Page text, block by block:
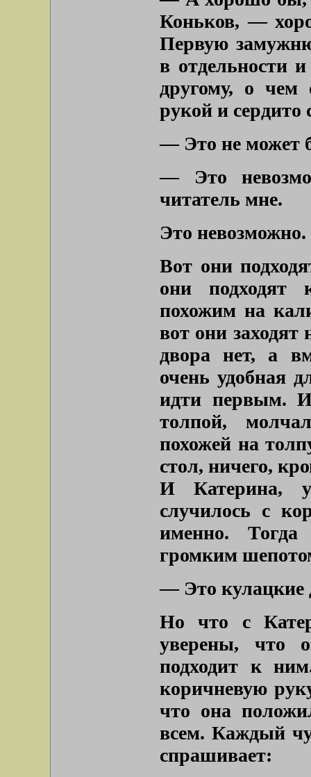
Коньков, —
Первую
в отдельности
другому, о
рукой и сердито
— Это не может
— Это
читатель мне.
Это невозможно.
Вот они
они подходят
похожим на
вот они
двора нет, а
очень удобная
идти первым. И
толпой,
похожей на
стол, ничего,
И Катерина,
случилось с
именно.
громким
— Это
Но что с
уверены, что
подходит к
коричневую
что она
всем. Каждый
спрашивает: